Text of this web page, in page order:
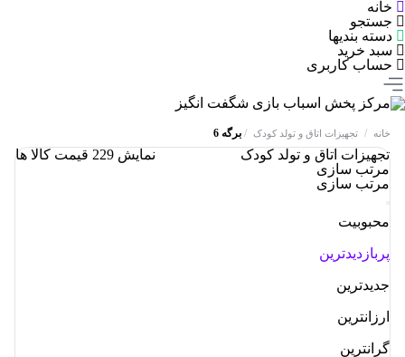
خانه
جستجو
دسته بندیها
سبد خرید
حساب کاربری
خانه / تجهیزات اتاق و تولد کودک / برگه 6
تجهیزات اتاق و تولد کودک نمایش 229 قیمت کالا ها
مرتب سازی
مرتب سازی
محبوبیت
پربازدیدترین
جدیدترین
ارزانترین
گرانترین